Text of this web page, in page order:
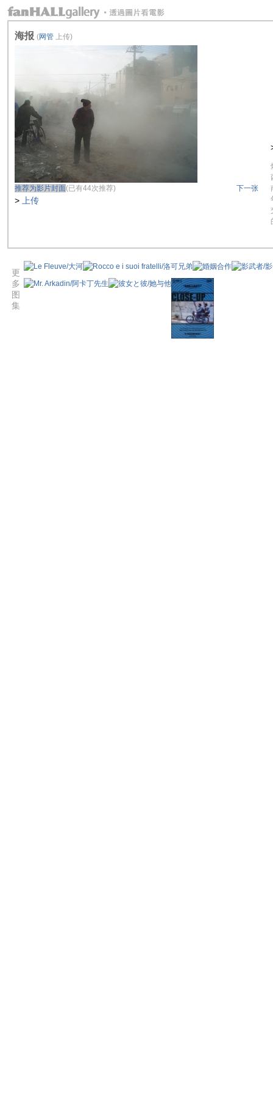
海报 (网管 上传)
推荐为影片封面(已有44次推荐) 下一张
> 上传
更
多
图
集